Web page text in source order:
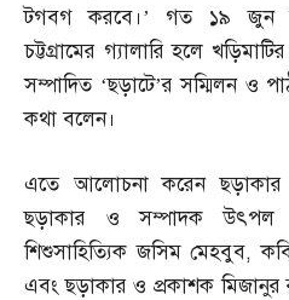
টগবগ করবে।’ গত ১৯ জুন
চট্টগ্রামের গ্যালারি হলে
সম্পাদিত ‘ছড়াটে’র সম্মিলন ও
কথা বলেন।
এতে আলোচনা করেন
ছড়াকার ও সম্পাদক উৎপল
শিশুসাহিত্যিক জসিম মেহবুব,
এবং ছড়াকার ও প্রকাশক মিজানুর